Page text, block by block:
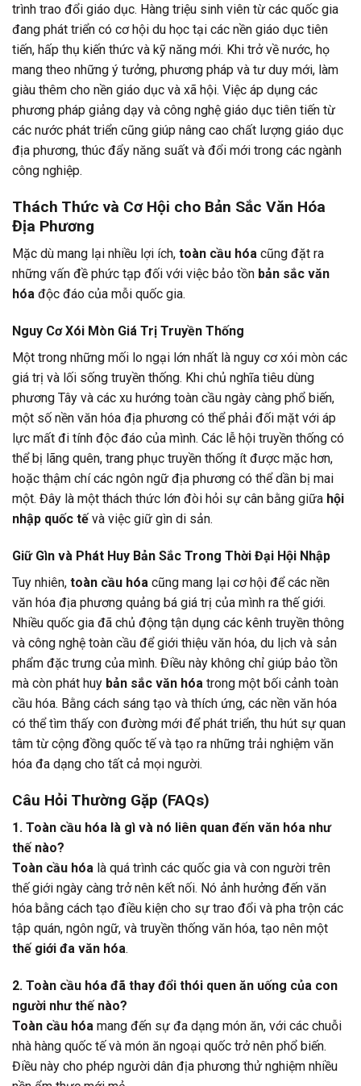
trình trao đổi giáo dục. Hàng triệu sinh viên từ các quốc gia
đang phát triển có cơ hội du học tại các nền giáo dục tiên
tiến, hấp thụ kiến thức và kỹ năng mới. Khi trở về nước, họ
mang theo những ý tưởng, phương pháp và tư duy mới, làm
giàu thêm cho nền giáo dục và xã hội. Việc áp dụng các
phương pháp giảng dạy và công nghệ giáo dục tiên tiến từ
các nước phát triển cũng giúp nâng cao chất lượng giáo dục
địa phương, thúc đẩy năng suất và đổi mới trong các ngành
công nghiệp.
Thách Thức và Cơ Hội cho Bản Sắc Văn Hóa
Địa Phương
Mặc dù mang lại nhiều lợi ích, toàn cầu hóa cũng đặt ra
những vấn đề phức tạp đối với việc bảo tồn bản sắc văn
hóa độc đáo của mỗi quốc gia.
Nguy Cơ Xói Mòn Giá Trị Truyền Thống
Một trong những mối lo ngại lớn nhất là nguy cơ xói mòn các
giá trị và lối sống truyền thống. Khi chủ nghĩa tiêu dùng
phương Tây và các xu hướng toàn cầu ngày càng phổ biến,
một số nền văn hóa địa phương có thể phải đối mặt với áp
lực mất đi tính độc đáo của mình. Các lễ hội truyền thống có
thể bị lãng quên, trang phục truyền thống ít được mặc hơn,
hoặc thậm chí các ngôn ngữ địa phương có thể dần bị mai
một. Đây là một thách thức lớn đòi hỏi sự cân bằng giữa hội
nhập quốc tếvà việc giữ gìn di sản.
Giữ Gìn và Phát Huy Bản Sắc Trong Thời Đại Hội Nhập
Tuy nhiên, toàn cầu hóa cũng mang lại cơ hội để các nền
văn hóa địa phương quảng bá giá trị của mình ra thế giới.
Nhiều quốc gia đã chủ động tận dụng các kênh truyền thông
và công nghệ toàn cầu để giới thiệu văn hóa, du lịch và sản
phẩm đặc trưng của mình. Điều này không chỉ giúp bảo tồn
mà còn phát huy bản sắc văn hóa trong một bối cảnh toàn
cầu hóa. Bằng cách sáng tạo và thích ứng, các nền văn hóa
có thể tìm thấy con đường mới để phát triển, thu hút sự quan
tâm từ cộng đồng quốc tế và tạo ra những trải nghiệm văn
hóa đa dạng cho tất cả mọi người.
Câu Hỏi Thường Gặp (FAQs)
1. Toàn cầu hóa là gì và nó liên quan đến văn hóa như
thế nào?
Toàn cầu hóa là quá trình các quốc gia và con người trên
thế giới ngày càng trở nên kết nối. Nó ảnh hưởng đến văn
hóa bằng cách tạo điều kiện cho sự trao đổi và pha trộn các
tập quán, ngôn ngữ, và truyền thống văn hóa, tạo nên một
thế giới đa văn hóa.
2. Toàn cầu hóa đã thay đổi thói quen ăn uống của con
người như thế nào?
Toàn cầu hóa mang đến sự đa dạng món ăn, với các chuỗi
nhà hàng quốc tế và món ăn ngoại quốc trở nên phổ biến.
Điều này cho phép người dân địa phương thử nghiệm nhiều